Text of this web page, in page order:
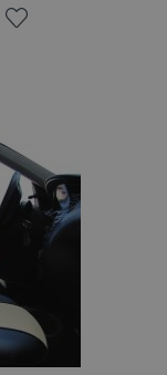
de
Deseos